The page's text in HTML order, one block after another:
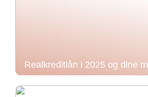
Realkreditlån i 2025 og dine